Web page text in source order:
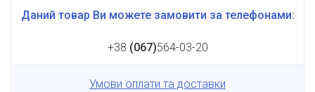
Даний товар Ви можете замовити за телефонами:
+38 (067)564-03-20
Умови оплати та доставки